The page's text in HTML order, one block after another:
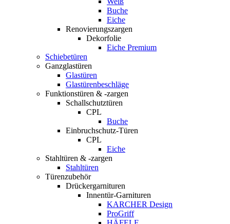
Buche
Eiche
Renovierungszargen
Dekorfolie
Eiche Premium
Schiebetüren
Ganzglastüren
Glastüren
Glastürenbeschläge
Funktionstüren & -zargen
Schallschutztüren
CPL
Buche
Einbruchschutz-Türen
CPL
Eiche
Stahltüren & -zargen
Stahltüren
Türenzubehör
Drückergarnituren
Innentür-Garnituren
KARCHER Design
ProGriff